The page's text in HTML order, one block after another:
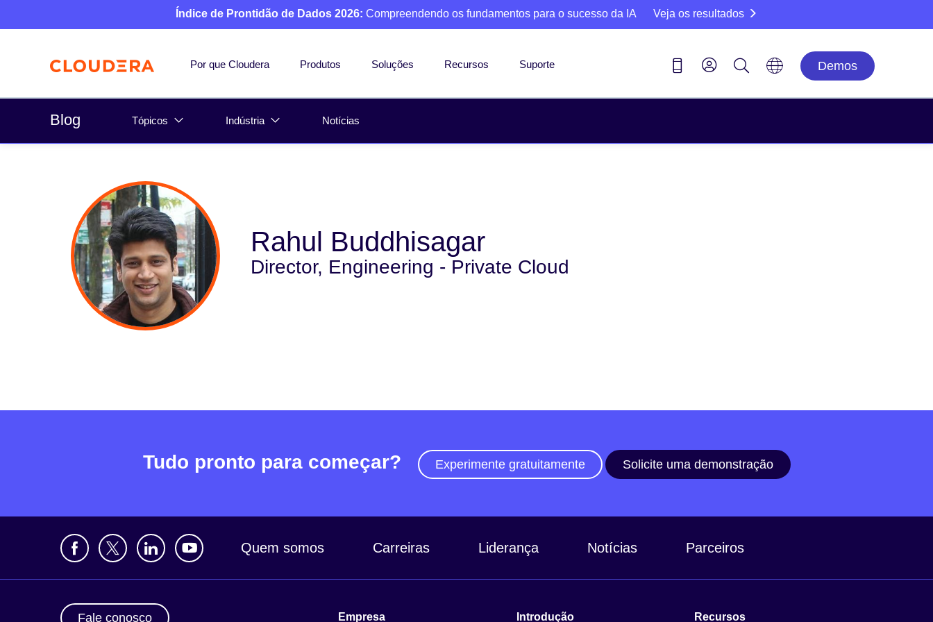
Índice de Prontidão de Dados 2026: Compreendendo os fundamentos para o sucesso da IA Veja os resultados
Por que Cloudera Produtos Soluções Recursos Suporte Demos
Blog Tópicos Indústria Notícias
Rahul Buddhisagar
Director, Engineering - Private Cloud
Tudo pronto para começar? Experimente gratuitamente Solicite uma demonstração
Quem somos Carreiras Liderança Notícias Parceiros
Fale conosco Empresa Introdução Recursos